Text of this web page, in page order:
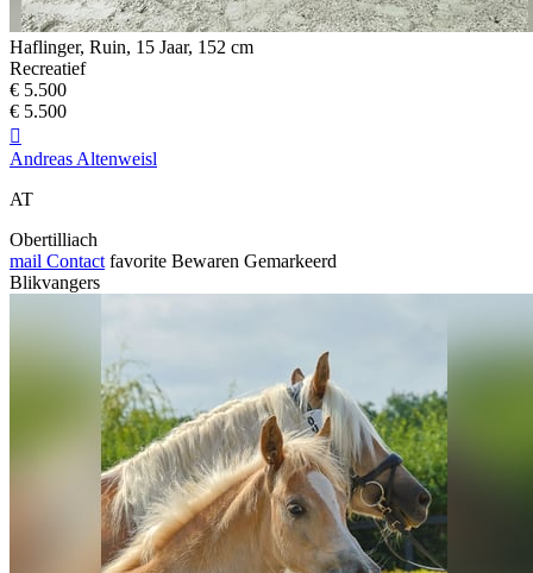
Haflinger, Ruin, 15 Jaar, 152 cm
Recreatief
€ 5.500
€ 5.500

Andreas Altenweisl
AT
Obertilliach
mail Contact favorite Bewaren Gemarkeerd
Blikvangers